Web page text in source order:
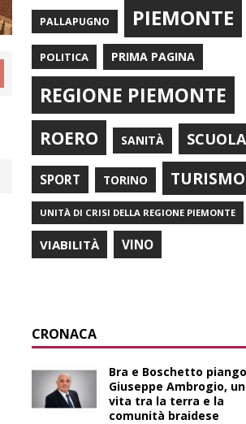
PALLAPUGNO PIEMONTE
POLITICA PRIMA PAGINA
REGIONE PIEMONTE
ROERO SANITÀ SCUOLA
SPORT TORINO TURISMO
UNITÀ DI CRISI DELLA REGIONE PIEMONTE
VIABILITÀ VINO
CRONACA
Bra e Boschetto
Giuseppe Ambrogio,
vita tra la terra e la
comunità braidese